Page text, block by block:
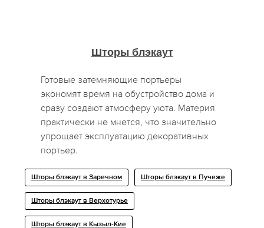
Шторы блэкаут
Готовые затемняющие портьеры
экономят время на обустройство дома и
сразу создают атмосферу уюта. Материя
практически не мнется, что значительно
упрощает эксплуатацию декоративных
портьер.
Шторы блэкаут в Заречном Шторы блэкаут в Пучеже
Шторы блэкаут в Верхотурье
Шторы блэкаут в Кызыл-Кие